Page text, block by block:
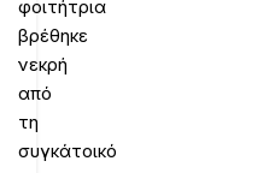
φοιτήτρια
βρέθηκε
νεκρή
από
τη
συγκάτοικό